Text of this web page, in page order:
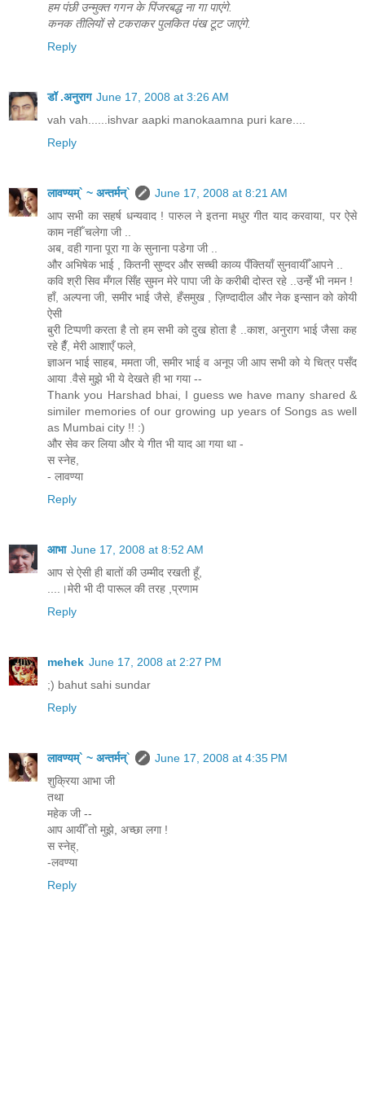
हम पंछी उन्मुक्त गगन के पिंजरबद्ध ना गा पाएंगे.
कनक तीलियों से टकराकर पुलकित पंख टूट जाएंगे.
Reply
डॉ .अनुराग June 17, 2008 at 3:26 AM
vah vah......ishvar aapki manokaamna puri kare....
Reply
लावण्यम्` ~ अन्तर्मन्`
June 17, 2008 at 8:21 AM
आप सभी का सहर्ष धन्यवाद ! पारुल ने इतना मधुर गीत याद करवाया, पर ऐसे
काम नहीँ चलेगा जी ..
अब, वही गाना पूरा गा के सुनाना पडेगा जी ..
और अभिषेक भाई , कितनी सुण्दर और सच्ची काव्य पँक्तियाँ सुनवायीँ आपने ..
कवि श्री सिव मँगल सिँह सुमन मेरे पापा जी के करीबी दोस्त रहे ..उन्हेँ भी नमन !
हाँ, अल्पना जी, समीर भाई जैसे, हँसमुख , ज़िण्दादील और नेक इन्सान को कोयी
ऐसी
बुरी टिप्पणी करता है तो हम सभी को दुख होता है ..काश, अनुराग भाई जैसा कह
रहे हैँ, मेरी आशाएँ फले,
ज्ञाअन भाई साहब, ममता जी, समीर भाई व अनूप जी आप सभी को ये चित्र पसँद
आया .वैसे मुझे भी ये देखते ही भा गया --
Thank you Harshad bhai, I guess we have many shared &
similer memories of our growing up years of Songs as well
as Mumbai city !! :)
और सेव कर लिया और ये गीत भी याद आ गया था -
स स्नेह,
- लावण्या
Reply
आभा June 17, 2008 at 8:52 AM
आप से ऐसी ही बातों की उम्मीद रखती हूँ,
....।मेरी भी दी पारूल की तरह ,प्रणाम
Reply
mehek June 17, 2008 at 2:27 PM
;) bahut sahi sundar
Reply
लावण्यम्` ~ अन्तर्मन्`
June 17, 2008 at 4:35 PM
शुक्रिया आभा जी
तथा
महेक जी --
आप आयीँ तो मुझे, अच्छा लगा !
स स्नेह्,
-लवण्या
Reply